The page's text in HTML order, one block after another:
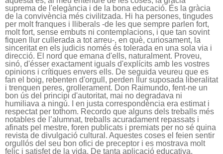
suprema de l'elegància i de la bona educació. És la gràcia
de la convivència més civilitzada. Hi ha persones, tingudes
per molt franques i lliberals -de les que sempre parlen fort,
molt fort, sense embuts ni contemplacions, i que tan sovint
fiquen llur cullerada a tot arreu-, en què, curiosament, la
sinceritat en els judicis només és tolerada en una sola via i
direcció. El nord que emana d'ells, naturalment. Proveu,
sinó, d'ésser exactament iguals d'explícits amb les vostres
opinions i crítiques envers ells. De seguida veureu que es
fan el boig, rebenten d'orgull, perden llur suposada liberalitat
i trenquen peres, grollerament. Don Raimundo, fent-ne un
bon ús del principi d'autoritat, mai no degradava ni
humiliava a ningú. I en justa correspondència era estimat i
respectat per tothom. Recordo que alguns dels treballs més
notables de l’alumnat, treballs acuradament repassats i
afinats pel mestre, foren publicats i premiats per no sé quina
revista de divulgació cultural. Aquestes coses el feien sentir
orgullós del seu bon ofici de preceptor i es mostrava molt
feliç i satisfet de la vida. De tanta aplicació educativa,